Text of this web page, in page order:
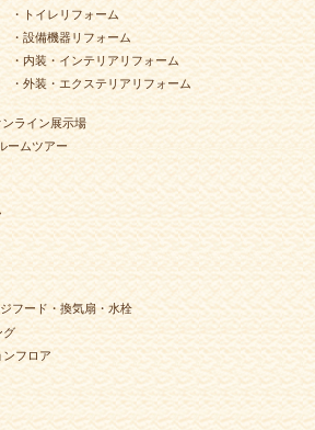
・トイレリフォーム
・設備機器リフォーム
・内装・インテリアリフォーム
・外装・エクステリアリフォーム
ライン展示場
ームツアー
フード・換気扇・水栓
グ
フロア